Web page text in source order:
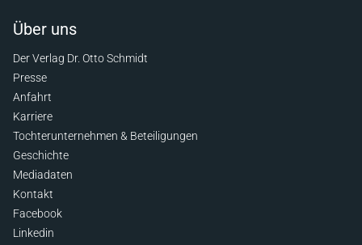
Über uns
Der Verlag Dr. Otto Schmidt
Presse
Anfahrt
Karriere
Tochterunternehmen & Beteiligungen
Geschichte
Mediadaten
Kontakt
Facebook
Linkedin